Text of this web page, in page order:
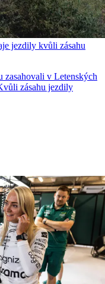
jezdily kvůli zásahu
zasahovali v Letenských
zásahu jezdily